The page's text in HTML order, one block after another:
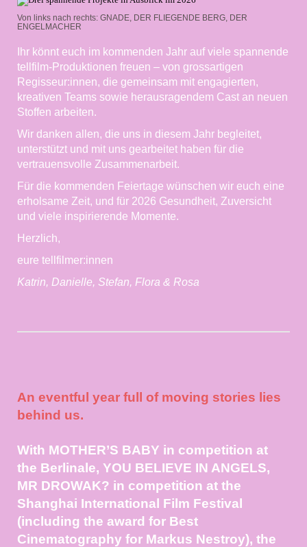
Von links nach rechts: GNADE, DER FLIEGENDE BERG, DER
ENGELMACHER
Ihr könnt euch im kommenden Jahr auf viele spannende
tellfilm-Produktionen freuen – von grossartigen
Regisseur:innen, die gemeinsam mit engagierten,
kreativen Teams sowie herausragendem Cast an neuen
Stoffen arbeiten.
Wir danken allen, die uns in diesem Jahr begleitet,
unterstützt und mit uns gearbeitet haben für die
vertrauensvolle Zusammenarbeit.
Für die kommenden Feiertage wünschen wir euch eine
erholsame Zeit, und für 2026 Gesundheit, Zuversicht
und viele inspirierende Momente.
Herzlich,
eure tellfilmer:innen
Katrin, Danielle, Stefan, Flora & Rosa
An eventful year full of moving stories lies
behind us.
With MOTHER’S BABY in competition at
the Berlinale, YOU BELIEVE IN ANGELS,
MR DROWAK? in competition at the
Shanghai International Film Festival
(including the award for Best
Cinematography for Markus Nestroy), the